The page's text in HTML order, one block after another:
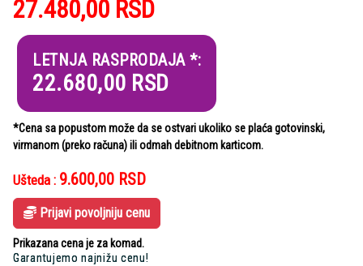
27.480,00 RSD
LETNJA RASPRODAJA *:
22.680,00 RSD
*Cena sa popustom može da se ostvari ukoliko se plaća gotovinski,
virmanom (preko računa) ili odmah debitnom karticom.
Ušteda : 9.600,00 RSD
Prijavi povoljniju cenu
Prikazana cena je za komad.
Garantujemo najnižu cenu!